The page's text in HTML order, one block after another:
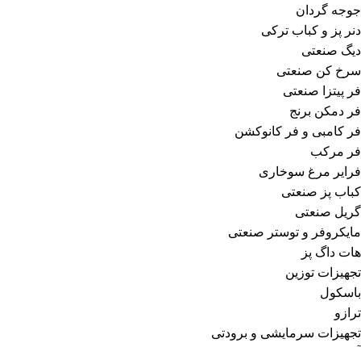
جوجه گردان
دنر پز و کباب ترکی
دیگ صنعتی
سرخ کن صنعتی
فر پیتزا صنعتی
فر دمکن برنج
فر کامبی و فر کانوکشن
فر مرکب
فرایر مرغ سوخاری
کباب پز صنعتی
گریل صنعتی
مایکروفر و توستر صنعتی
هات داگ پز
تجهیزات توزین
باسکول
ترازو
تجهیزات سرمایشی و برودتی